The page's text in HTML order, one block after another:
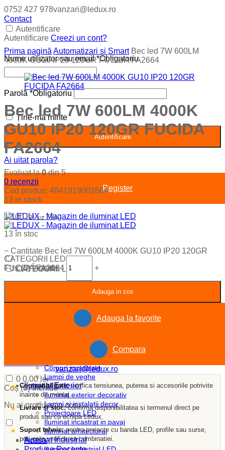
0752 427 978vanzari@ledux.ro
Contact
Autentificare
Autentificare Creezi un cont?
Nume utilizator sau email*Obligatoriu
Parolă *Obligatoriu
Ține-mă minte
Autentificare
Ai uitat parola?
Register
Coș (0)Închide
vanzari@ledux.ro
0 0.00 lei
Coș (0)Închide
Nu ai produse in cos.
Acasa
CATEGORII LEDUX
CATEGORII LEDUX
Plafoniere
Panouri cu LED
Corpuri incastrate
Lampi de veghe
Iluminat Exterior
Iluminat exterior decorativ
Lampi si instalatii decor
Proiectoare LED
Iluminat incastrat in pavaj
Iluminat arhitectural
Iluminat Industrial
Prima pagină Automatizari si Smart Bec led 7W 600LM
4000K GU10 IP20 120GR FUCIDA FA2664
Bec led 7W 600LM 4000K
GU10 IP20 120GR FUCIDA
FA2664
Evaluat la0din 5
0 recenzii
Cod produs: 4841919002664
13 in stock
12.00lei cu TVA
13 în stoc
− Cantitate Bec led 7W 600LM 4000K GU10 IP20 120GR
FUCIDA FA2664
+
Adauga in cos
Adauga la favorite
Compara
Compatibilitate:verifica tensiunea, puterea si accesoriile potrivite
inainte de montaj.
Livrare si stoc:confirma disponibilitatea si termenul direct pe
produs sau cu echipa Ledux.
Suport tehnic:pentru proiecte cu banda LED, profile sau surse,
poti cere verificarea combinatiei.